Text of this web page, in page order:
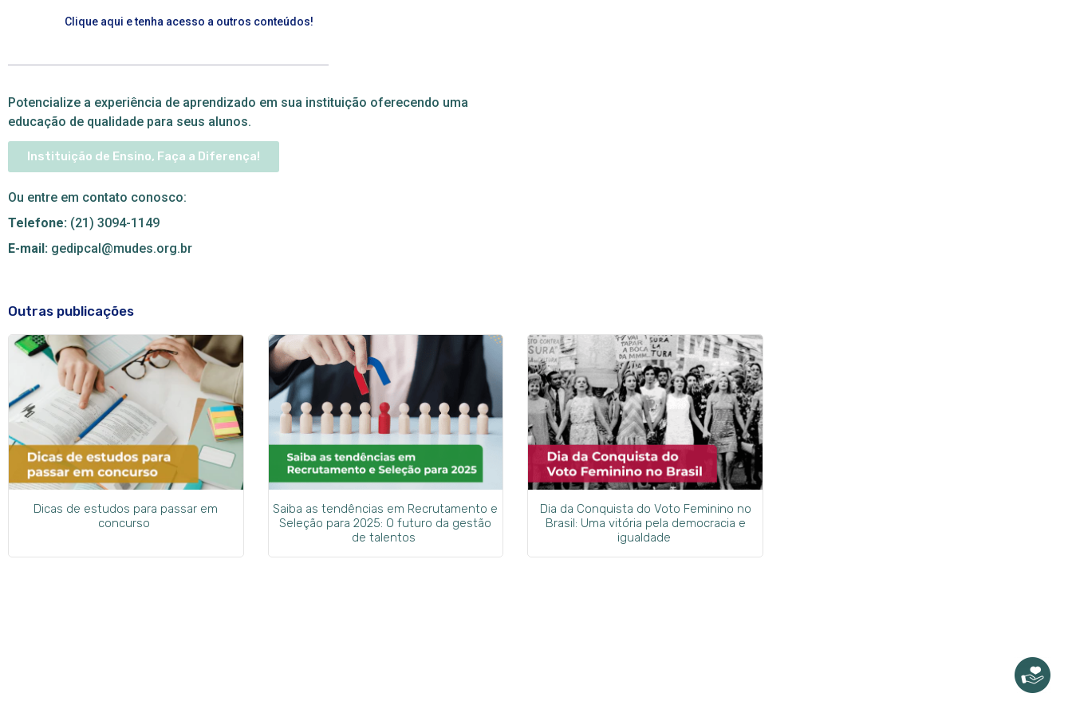
Clique aqui e tenha acesso a outros conteúdos!
Potencialize a experiência de aprendizado em sua instituição oferecendo uma
educação de qualidade para seus alunos.
Instituição de Ensino, Faça a Diferença!
Ou entre em contato conosco:
Telefone: (21) 3094-1149
E-mail: gedipcal@mudes.org.br
Outras publicações
Dicas de estudos para passar em
concurso
Saiba as tendências em Recrutamento e
Seleção para 2025: O futuro da gestão
de talentos
Dia da Conquista do Voto Feminino no
Brasil: Uma vitória pela democracia e
igualdade